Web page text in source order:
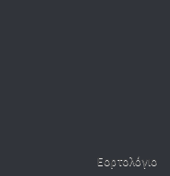
Εορτολόγιο